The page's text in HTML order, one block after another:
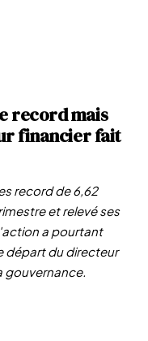
record mais
financier fait
record de 6,62
et relevé ses
a pourtant
départ du directeur
gouvernance.